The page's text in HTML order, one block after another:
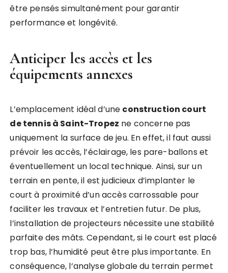
être pensés simultanément pour garantir
performance et longévité.
Anticiper les accès et les
équipements annexes
L’emplacement idéal d’une construction court
de tennis à Saint-Tropez ne concerne pas
uniquement la surface de jeu. En effet, il faut aussi
prévoir les accès, l’éclairage, les pare-ballons et
éventuellement un local technique. Ainsi, sur un
terrain en pente, il est judicieux d’implanter le
court à proximité d’un accès carrossable pour
faciliter les travaux et l’entretien futur. De plus,
l’installation de projecteurs nécessite une stabilité
parfaite des mâts. Cependant, si le court est placé
trop bas, l’humidité peut être plus importante. En
conséquence, l’analyse globale du terrain permet